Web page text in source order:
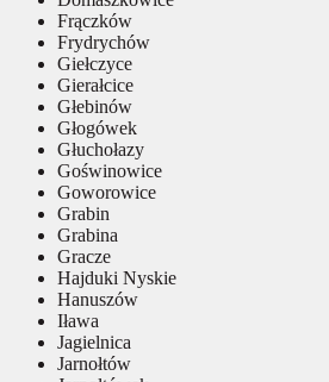
Frączków
Frydrychów
Giełczyce
Gierałcice
Głebinów
Głogówek
Głuchołazy
Goświnowice
Goworowice
Grabin
Grabina
Gracze
Hajduki Nyskie
Hanuszów
Iława
Jagielnica
Jarnołtów